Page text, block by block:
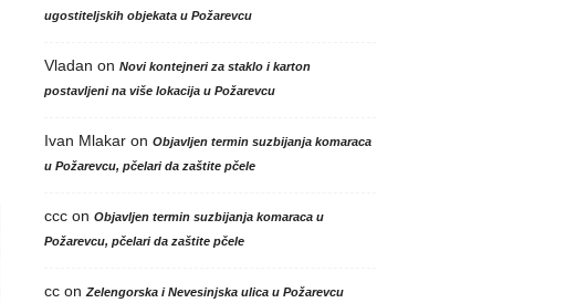
ugostiteljskih objekata u Požarevcu
Vladan on Novi kontejneri za staklo i karton
postavljeni na više lokacija u Požarevcu
Ivan Mlakaron Objavljen termin suzbijanja komaraca
u Požarevcu, pčelari da zaštite pčele
cccon Objavljen termin suzbijanja komaraca u
Požarevcu, pčelari da zaštite pčele
ccon Zelengorska i Nevesinjska ulica u Požarevcu